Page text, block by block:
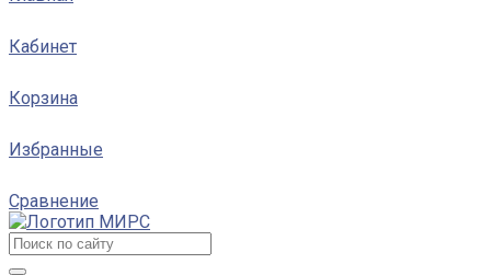
Кабинет
Корзина
Избранные
Сравнение